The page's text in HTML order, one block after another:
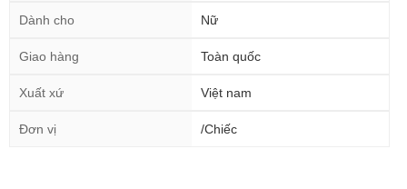
Dành cho Nữ
Giao hàng Toàn quốc
Xuất xứ Việt nam
Đơn vị /Chiếc